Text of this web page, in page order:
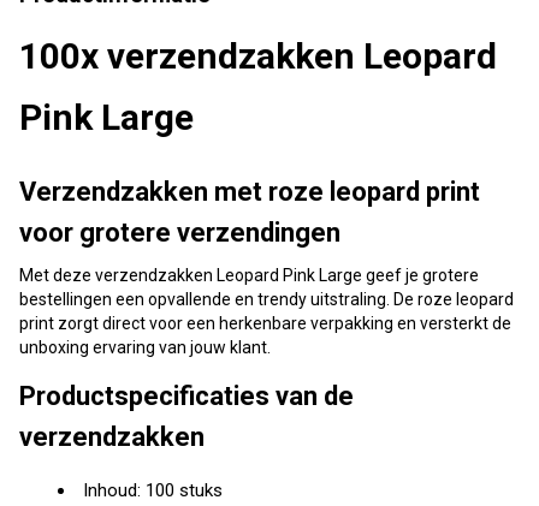
100x verzendzakken Leopard
Pink Large
Verzendzakken met roze leopard print
voor grotere verzendingen
Met deze verzendzakken Leopard Pink Large geef je grotere
bestellingen een opvallende en trendy uitstraling. De roze leopard
print zorgt direct voor een herkenbare verpakking en versterkt de
unboxing ervaring van jouw klant.
Productspecificaties van de
verzendzakken
Inhoud: 100 stuks